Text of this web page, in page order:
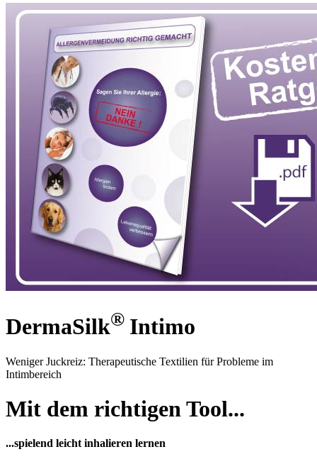
DermaSilk® Intimo
Weniger Juckreiz: Therapeutische Textilien für Probleme im
Intimbereich
Mit dem richtigen Tool...
...spielend leicht inhalieren lernen